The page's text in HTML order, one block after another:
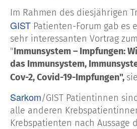
Im Rahmen des diesjährigen
GIST Patienten-Forum gab es
sehr interessanten Vortrag
"Immunsystem – Impfungen:
das Immunsystem,
Cov-2, Covid-19-Impfungen",
Sarkom/GIST Patientinnen
alle anderen
Krebspatienten nach Aussage